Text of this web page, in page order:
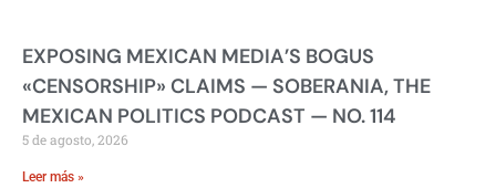
EXPOSING MEXICAN MEDIA’S BOGUS
«CENSORSHIP» CLAIMS — SOBERANIA, THE
MEXICAN POLITICS PODCAST — NO. 114
5 de agosto, 2026
Leer más »